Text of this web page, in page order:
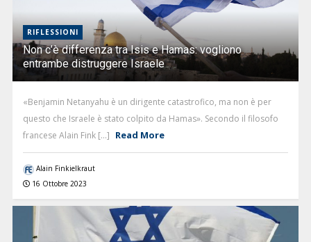
RIFLESSIONI
Non c’è differenza tra Isis e Hamas: vogliono
entrambe distruggere Israele
«Benjamin Netanyahu è un dirigente catastrofico, ma non è per
questo che Israele è stato colpito da Hamas». Secondo il filosofo
francese Alain Fink [...] Read More
Alain Finkielkraut
16 Ottobre 2023